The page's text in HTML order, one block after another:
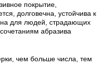
покрытие,
долговечна, устойчива к
для людей, страдающих
абразива
чем больше числа, тем